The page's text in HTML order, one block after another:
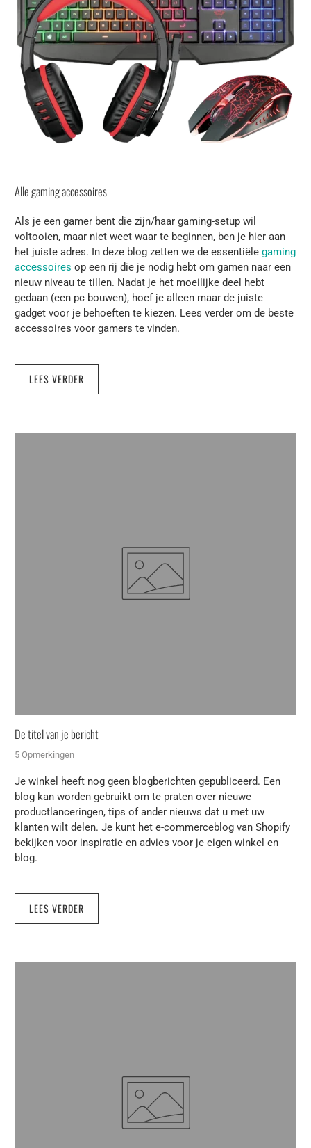
Alle gaming accessoires
Als je een gamer bent die zijn/haar gaming-setup wil
voltooien, maar niet weet waar te beginnen, ben je hier aan
het juiste adres. In deze blog zetten we de essentiëlegaming
accessoires op een rij die je nodig hebt om gamen naar een
nieuw niveau te tillen. Nadat je het moeilijke deel hebt
gedaan (een pc bouwen), hoef je alleen maar de juiste
gadget voor je behoeften te kiezen. Lees verder om de beste
accessoires voor gamers te vinden.
LEES VERDER
De titel van je bericht
5 Opmerkingen
Je winkel heeft nog geen blogberichten gepubliceerd. Een
blog kan worden gebruikt om te praten over nieuwe
productlanceringen, tips of ander nieuws dat u met uw
klanten wilt delen. Je kunt het e-commerceblog van Shopify
bekijken voor inspiratie en advies voor je eigen winkel en
blog.
LEES VERDER